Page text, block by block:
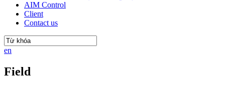
AIM Control
Client
Contact us
en
Field